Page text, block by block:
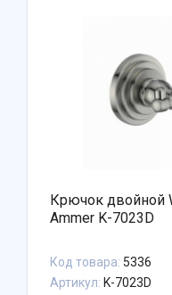
Крючок двойной
Ammer K-7023D
Код товара: 5336
Артикул: K-7023D